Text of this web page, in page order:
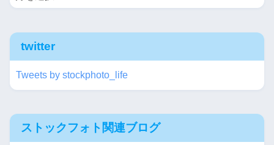
twitter
Tweets by stockphoto_life
ストックフォト関連ブログ